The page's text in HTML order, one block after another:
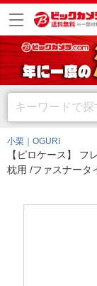
小栗｜OGURI
【ピロケース】
枕用 /ファスナータ